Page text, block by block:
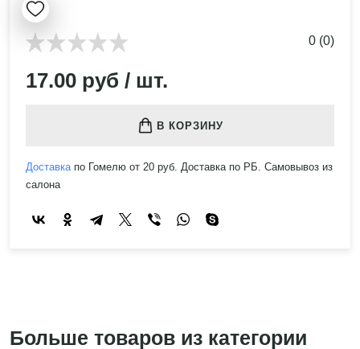
0 (0)
17.00 руб / шт.
В КОРЗИНУ
Доставкапо Гомелю от 20 руб. Доставка по РБ. Самовывоз из
салона
Больше товаров из категории